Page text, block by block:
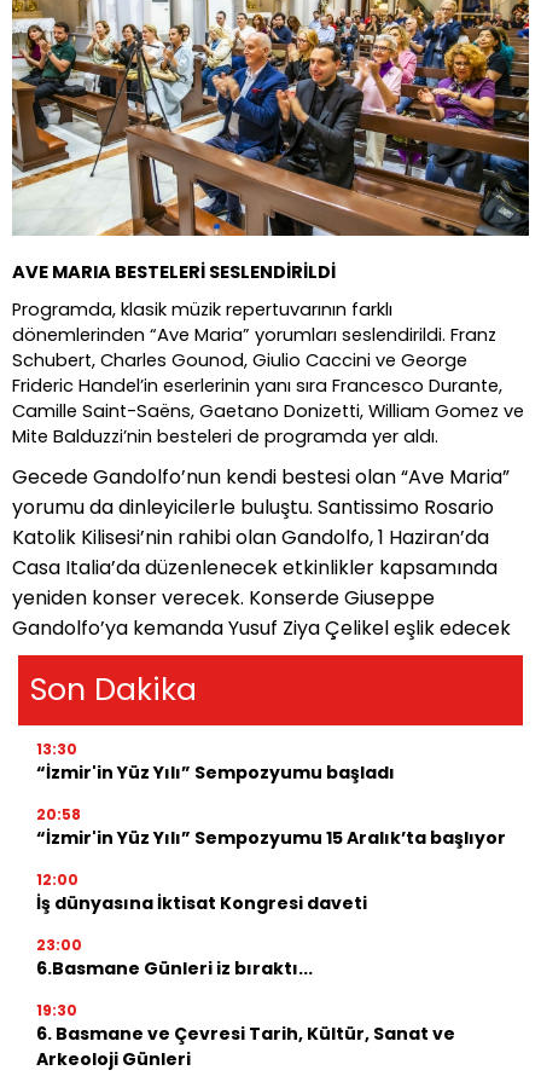
AVE MARIA BESTELERİ SESLENDİRİLDİ
Programda, klasik müzik repertuvarının farklı
dönemlerinden “Ave Maria” yorumları seslendirildi. Franz
Schubert, Charles Gounod, Giulio Caccini ve George
Frideric Handel’in eserlerinin yanı sıra Francesco Durante,
Camille Saint-Saëns, Gaetano Donizetti, William Gomez ve
Mite Balduzzi’nin besteleri de programda yer aldı.
Gecede Gandolfo’nun kendi bestesi olan“Ave Maria”
yorumu da dinleyicilerle buluştu. Santissimo Rosario
Katolik Kilisesi’nin rahibi olan Gandolfo, 1 Haziran’da
Casa Italia’da düzenlenecek etkinlikler kapsamında
yeniden konser verecek. Konserde Giuseppe
Gandolfo’ya kemanda Yusuf Ziya Çelikel eşlik edecek
Son Dakika
13:30
“İzmir'in Yüz Yılı” Sempozyumu başladı
20:58
“İzmir'in Yüz Yılı” Sempozyumu 15 Aralık’ta başlıyor
12:00
İş dünyasına İktisat Kongresi daveti
23:00
6.Basmane Günleri iz bıraktı...
19:30
6. Basmane ve Çevresi Tarih, Kültür, Sanat ve
Arkeoloji Günleri